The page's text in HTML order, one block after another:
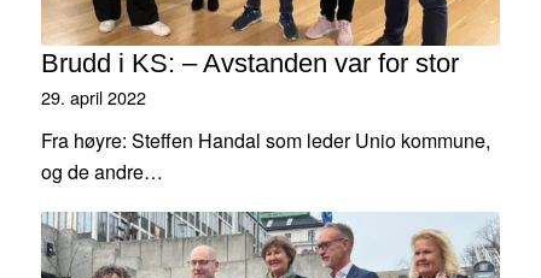
Brudd i KS: – Avstanden var for stor
29. april 2022
Fra høyre: Steffen Handal som leder Unio kommune,
og de andre…